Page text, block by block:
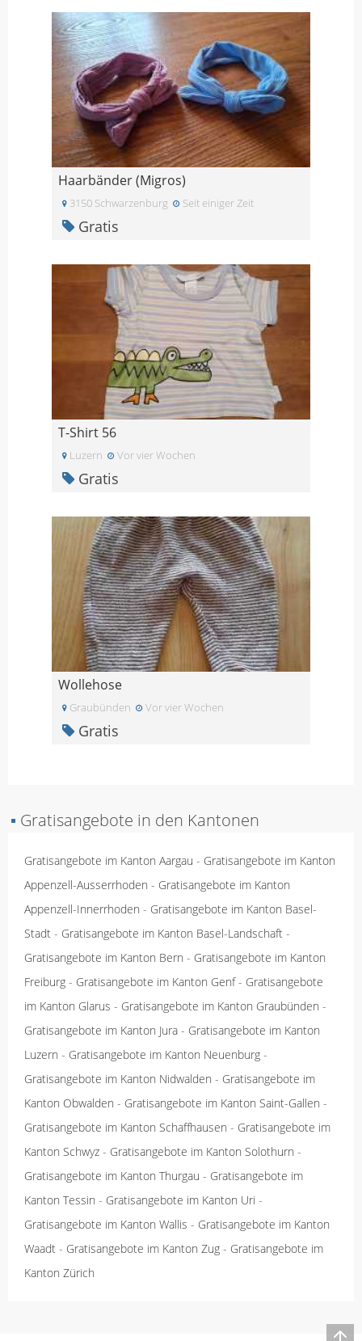
Haarbänder (Migros)
3150 Schwarzenburg Seit einiger Zeit
Gratis
T-Shirt 56
Luzern Vor vier Wochen
Gratis
Wollehose
Graubünden Vor vier Wochen
Gratis
▪ Gratisangebote in den Kantonen
Gratisangebote im Kanton Aargau - Gratisangebote im Kanton
Appenzell-Ausserrhoden - Gratisangebote im Kanton
Appenzell-Innerrhoden - Gratisangebote im Kanton Basel-
Stadt - Gratisangebote im Kanton Basel-Landschaft -
Gratisangebote im Kanton Bern - Gratisangebote im Kanton
Freiburg - Gratisangebote im Kanton Genf- Gratisangebote
im Kanton Glarus - Gratisangebote im Kanton Graubünden -
Gratisangebote im Kanton Jura - Gratisangebote im Kanton
Luzern - Gratisangebote im Kanton Neuenburg -
Gratisangebote im Kanton Nidwalden - Gratisangebote im
Kanton Obwalden - Gratisangebote im Kanton Saint-Gallen -
Gratisangebote im Kanton Schaffhausen - Gratisangebote im
Kanton Schwyz - Gratisangebote im Kanton Solothurn -
Gratisangebote im Kanton Thurgau - Gratisangebote im
Kanton Tessin - Gratisangebote im Kanton Uri -
Gratisangebote im Kanton Wallis - Gratisangebote im Kanton
Waadt - Gratisangebote im Kanton Zug - Gratisangebote im
Kanton Zürich